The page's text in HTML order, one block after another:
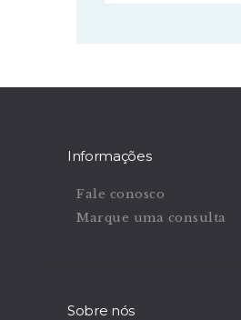
Informações
Fale conosco
Marque uma consulta
Sobre nós